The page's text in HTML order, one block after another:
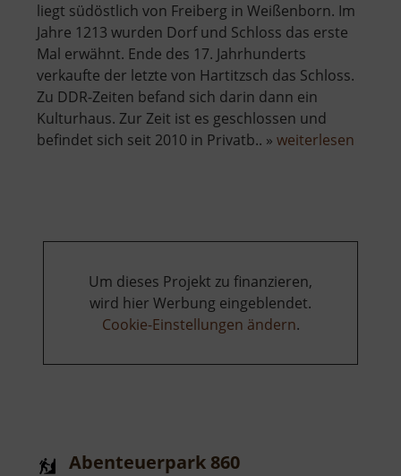
liegt südöstlich von Freiberg in Weißenborn. Im
Jahre 1213 wurden Dorf und Schloss das erste
Mal erwähnt. Ende des 17. Jahrhunderts
verkaufte der letzte von Hartitzsch das Schloss.
Zu DDR-Zeiten befand sich darin dann ein
Kulturhaus. Zur Zeit ist es geschlossen und
befindet sich seit 2010 in Privatb.. » weiterlesen
Um dieses Projekt zu finanzieren,
wird hier Werbung eingeblendet.
Cookie-Einstellungen ändern.
Abenteuerpark 860